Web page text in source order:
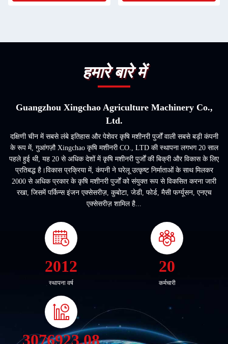
हमारे बारे में
Guangzhou Xingchao Agriculture Machinery Co.,
Ltd.
दक्षिणी चीन में सबसे लंबे इतिहास और पेशेवर कृषि मशीनरी पुर्जों वाली सबसे बड़ी कंपनी
के रूप में, गुआंगज़ौ Xingchao कृषि मशीनरी CO., LTD की स्थापना लगभग 20 साल
पहले हुई थी, यह 20 से अधिक देशों में कृषि मशीनरी पुर्जों की बिक्री और विकास के लिए
प्रतिबद्ध है।विकास प्रक्रिया में, कंपनी ने घरेलू उत्कृष्ट निर्माताओं के साथ मिलकर
2000 से अधिक प्रकार के कृषि मशीनरी पुर्जों को संयुक्त रूप से विकसित करना जारी
रखा, जिसमें पर्किन्स इंजन एक्सेसरीज़, कुबोटा, जेडी, फोर्ड, मैसी फर्ग्यूसन, एनएच
एक्सेसरीज़ शामिल है...
2012
स्थापना वर्ष
20
कर्मचारी
3076923.08